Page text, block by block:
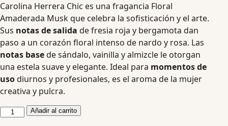
Carolina Herrera Chic es una fragancia Floral
Amaderada Musk que celebra la sofisticación y el arte.
Sus notas de salida de fresia roja y bergamota dan
paso a un corazón floral intenso de nardo y rosa. Las
notas basede sándalo, vainilla y almizcle le otorgan
una estela suave y elegante. Ideal para momentos de
usodiurnos y profesionales, es el aroma de la mujer
creativa y pulcra.
Añadir al carrito